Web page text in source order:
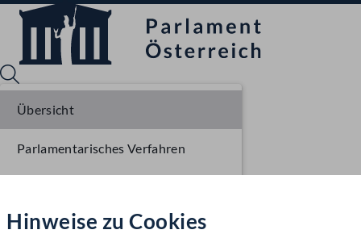
Hilfe
Hinweise zu Cookies
Übersicht
Parlamentarisches Verfahren
Ausschussberatungen NR